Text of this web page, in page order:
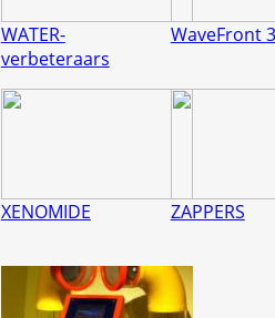
WATER-
verbeteraars
WaveFront
XENOMIDE ZAPPERS